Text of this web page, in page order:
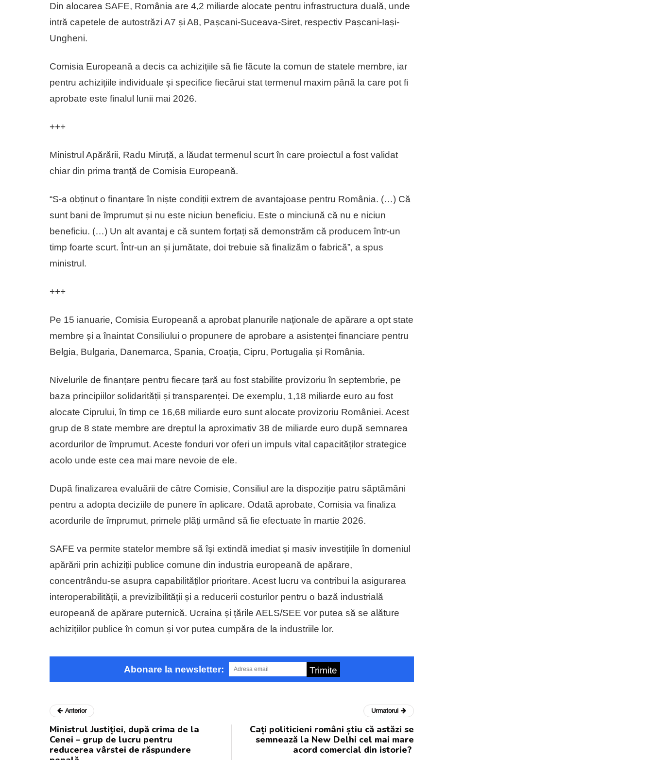
Din alocarea SAFE, România are 4,2 miliarde alocate pentru infrastructura duală, unde
intră capetele de autostrăzi A7 și A8, Pașcani-Suceava-Siret, respectiv Pașcani-Iași-
Ungheni.
Comisia Europeană a decis ca achizițiile să fie făcute la comun de statele membre, iar
pentru achizițiile individuale și specifice fiecărui stat termenul maxim până la care pot fi
aprobate este finalul lunii mai 2026.
+++
Ministrul Apărării, Radu Miruță, a lăudat termenul scurt în care proiectul a fost validat
chiar din prima tranță de Comisia Europeană.
“S-a obținut o finanțare în niște condiții extrem de avantajoase pentru România. (…) Că
sunt bani de împrumut și nu este niciun beneficiu. Este o minciună că nu e niciun
beneficiu. (…) Un alt avantaj e că suntem forțați să demonstrăm că producem într-un
timp foarte scurt. Într-un an și jumătate, doi trebuie să finalizăm o fabrică”, a spus
ministrul.
+++
Pe 15 ianuarie, Comisia Europeană a aprobat planurile naționale de apărare a opt state
membre și a înaintat Consiliului o propunere de aprobare a asistenței financiare pentru
Belgia, Bulgaria, Danemarca, Spania, Croația, Cipru, Portugalia și România.
Nivelurile de finanțare pentru fiecare țară au fost stabilite provizoriu în septembrie, pe
baza principiilor solidarității și transparenței. De exemplu, 1,18 miliarde euro au fost
alocate Ciprului, în timp ce 16,68 miliarde euro sunt alocate provizoriu României. Acest
grup de 8 state membre are dreptul la aproximativ 38 de miliarde euro după semnarea
acordurilor de împrumut. Aceste fonduri vor oferi un impuls vital capacităților strategice
acolo unde este cea mai mare nevoie de ele.
După finalizarea evaluării de către Comisie, Consiliul are la dispoziție patru săptămâni
pentru a adopta deciziile de punere în aplicare. Odată aprobate, Comisia va finaliza
acordurile de împrumut, primele plăți urmând să fie efectuate în martie 2026.
SAFE va permite statelor membre să își extindă imediat și masiv investițiile în domeniul
apărării prin achiziții publice comune din industria europeană de apărare,
concentrându-se asupra capabilităților prioritare. Acest lucru va contribui la asigurarea
interoperabilității, a previzibilității și a reducerii costurilor pentru o bază industrială
europeană de apărare puternică. Ucraina și țările AELS/SEE vor putea să se alăture
achizițiilor publice în comun și vor putea cumpăra de la industriile lor.
Abonare la newsletter: Trimite
Anterior
Ministrul Justiției, după crima de la
Cenei – grup de lucru pentru
reducerea vârstei de răspundere
Urmatorul
Cați politicieni români știu că astăzi se
semnează la New Delhi cel mai mare
acord comercial din istorie?